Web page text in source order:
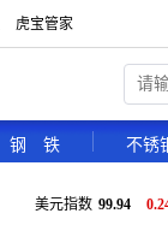
虎宝管家
钢 铁 不锈
美元指数 99.94